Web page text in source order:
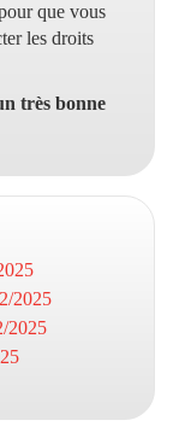
que vous
les droits
très bonne
2025
2025